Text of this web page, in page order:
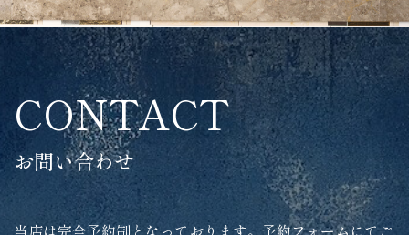
CONTACT
お問い合わせ
当店は完全予約制となっております。予約フォームにてご